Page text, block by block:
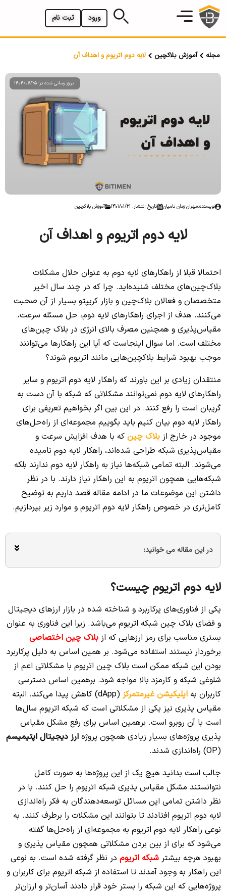
ثبت نام ورود
مجله آموزش بلاکچین لایه دوم اتریوم و اهداف آن
بروز رسانی شده در: 1404/06/25
نویسنده:مهران زمان نامیان تاریخ انتشار: 1401/01/21 آموزش بلاکچین
لایه دوم اتریوم و اهداف آن
احتمالا قبلا از راهکارهای لایه دوم به عنوان حلال مشکلات
بلاک‌چین‌های مختلف شنیده‌اید. چرا که در چند سال اخیر
متخصصان و فعالان بلاک‌چین و بازار کریپتو بسیار از آن صحبت
می‌کنند. هدف از اجرای راهکارهای لایه دوم، حل مسئله سرعت،
مقیاس‌پذیری و همچنین مصرف بالای انرژی در بلاک چین‌های
مختلف است. اما سوال اینجاست که آیا این راهکارها می‌توانند
موجب بهبود شرایط بلاکچین‌هایی مانند اتریوم شوند؟
منتقدان زیادی بر این باورند که راهکار لایه دوم اتریوم و سایر
راهکارهای لایه دوم نمی‌توانند مشکلاتی که شبکه با آن دست به
گریبان است را رفع کنند. در این بین اگر بخواهیم تعریفی برای
راهکار لایه دوم بیان کنیم باید بگوییم مجموعه‌ای از راه‌حل‌های
موجود در خارج از بلاک چین که با هدف افزایش سرعت و
مقیاس‌پذیری شبکه طراحی شده‌اند، راهکار لایه دوم نامیده
می‌شوند. البته تمامی شبکه‌ها نیاز به راهکار لایه دوم ندارند بلکه
شبکه‌هایی همچون اتریوم به این راهکار نیاز دارند. با در نظر
داشتن این موضوعات ما در ادامه مقاله قصد داریم به توضیح
کامل‌تری در خصوص راهکار لایه دوم اتریوم و موارد زیر بپردازیم.
در این مقاله می خوانید:
لایه دوم اتریوم چیست؟
یکی از فناوری‌های پرکاربرد و شناخته شده در بازار ارزهای دیجیتال
و فضای بلاک چین شبکه اتریوم می‌باشد. زیرا این فناوری به عنوان
بستری مناسب برای رمز ارزهایی که از بلاک چین اختصاصی
برخوردار نیستند استفاده می‌شود. بر همین اساس به دلیل پرکاربرد
بودن این شبکه ممکن است بلاک چین اتریوم با مشکلاتی اعم از
شلوغی شبکه و کارمزد بالا مواجه شود. برهمین اساس دسترسی
کاربران به اپلیکیشن‌ غیرمتمرکز
(dApp) کاهش پیدا می‌‌کند. البته
مقیاس پذیری نیز یکی از مشکلاتی است که شبکه اتریوم سال‌ها
است با آن روبرو است. برهمین اساس برای رفع مشکل مقیاس
پذیری پروژه‌های بسیار زیادی همچون پروژه ارز دیجیتال اپتیمیسم
(OP) راه‌اندازی شدند.
جالب است بدانید هیچ یک از این پروژه‌ها به صورت کامل
نتوانستند مشکل مقیاس پذیری شبکه اتریوم را حل کنند. با در
نظر داشتن تمامی این مسائل توسعه‌دهندگان به فکر راه‌اندازی
لایه دوم اتریوم افتادند تا بتوانند این مشکلات را برطرف کنند. به
نوعی راهکار لایه دوم اتریوم به مجموعه‌ای از راه‌حل‌ها گفته
می‌شود که برای از بین بردن مشکلاتی همچون مقیاس پذیری و
بهبود هرچه بیشتر شبکه اتریوم در نظر گرفته شده است. به نوعی
این راهکار به وجود آمدند تا استفاده از شبکه اتریوم برای کاربران و
پروژه‌هایی که این شبکه را بستر خود قرار دادند آسان‌‌تر و ارزان‌تر